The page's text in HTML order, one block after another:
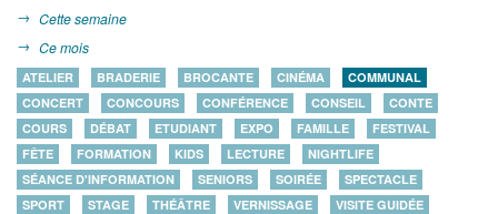
Cette semaine
Ce mois
ATELIER BRADERIE BROCANTE CINÉMA
COMMUNAL
CONCERT
CONCOURS CONFÉRENCE CONSEIL
CONTE
COURS
DÉBAT ETUDIANT EXPO FAMILLE
FESTIVAL
FÊTE
FORMATION KIDS LECTURE
NIGHTLIFE
SÉANCE D'INFORMATION
SENIORS SOIRÉE
SPECTACLE
SPORT
STAGE THÉÂTRE VERNISSAGE VISITE GUIDÉE